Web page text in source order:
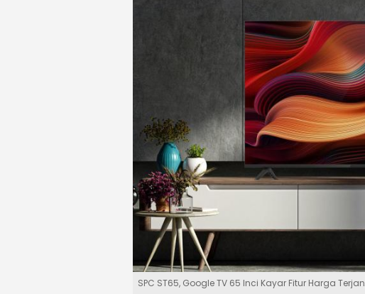
SPC ST65, Google TV 65 Inci Kayar Fitur Harga